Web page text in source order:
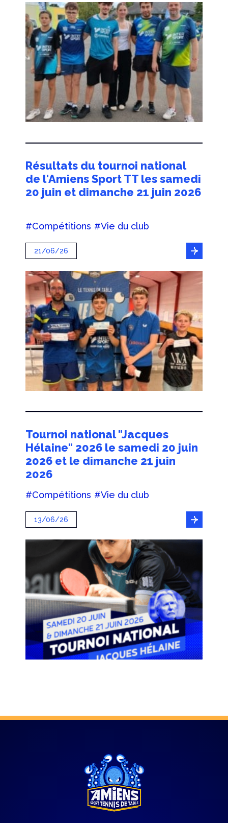
Résultats du tournoi national
de l'Amiens Sport TT les samedi
20 juin et dimanche 21 juin 2026
#Compétitions #Vie du club
21/06/26
Tournoi national "Jacques
Hélaine" 2026 le samedi 20 juin
2026 et le dimanche 21 juin
2026
#Compétitions #Vie du club
13/06/26